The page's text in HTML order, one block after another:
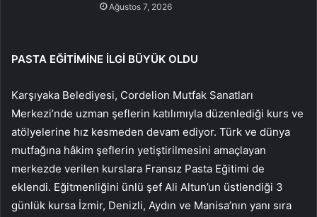
Ağustos 7, 2026
PASTA EĞİTİMİNE İLGİ BÜYÜK OLDU
Karşıyaka Belediyesi, Cordelion Mutfak Sanatları
Merkezi’nde uzman şeflerin katılımıyla düzenlediği kurs ve
atölyelerine hız kesmeden devam ediyor. Türk ve dünya
mutfağına hâkim şeflerin yetiştirilmesini amaçlayan
merkezde verilen kurslara Fransız Pasta Eğitimi de
eklendi. Eğitmenliğini ünlü şef Ali Altun’un üstlendiği 3
günlük kursa İzmir, Denizli, Aydın ve Manisa’nın yanı sıra